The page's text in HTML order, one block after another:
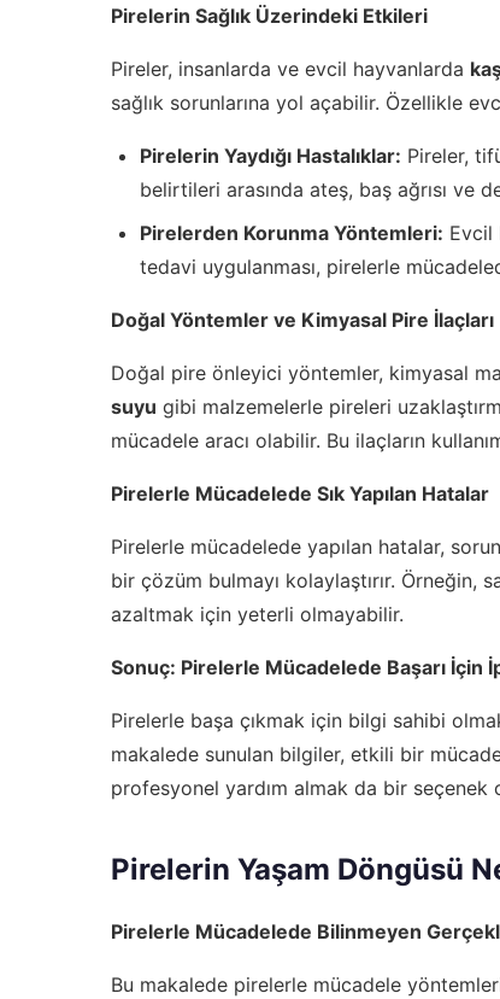
Pirelerin Sağlık Üzerindeki Etkileri
Pireler, insanlarda ve evcil hayvanlarda
sağlık sorunlarına yol açabilir. Özellikle
Pirelerin Yaydığı Hastalıklar: Pireler,
belirtileri arasında ateş, baş ağrısı ve
Pirelerden Korunma Yöntemleri: Evcil
tedavi uygulanması, pirelerle
Doğal Yöntemler ve Kimyasal Pire İlaçları
Doğal pire önleyici yöntemler, kimyasal
suyu gibi malzemelerle pireleri
mücadele aracı olabilir. Bu ilaçların
Pirelerle Mücadelede Sık Yapılan Hatalar
Pirelerle mücadelede yapılan hatalar,
bir çözüm bulmayı kolaylaştırır. Örneğin,
azaltmak için yeterli olmayabilir.
Sonuç: Pirelerle Mücadelede Başarı İçin
Pirelerle başa çıkmak için bilgi sahibi
makalede sunulan bilgiler, etkili bir
profesyonel yardım almak da bir seçenek
Pirelerin Yaşam Döngüsü
Pirelerle Mücadelede Bilinmeyen
Bu makalede pirelerle mücadele